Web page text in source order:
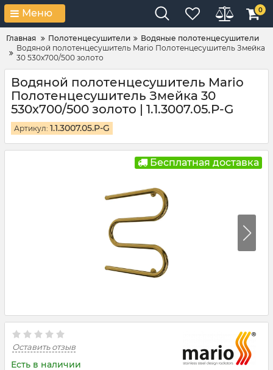
Меню 0
Главная Полотенцесушители
Водяные полотенцесушители
Водяной полотенцесушитель Mario Полотенцесушитель Змейка
30 530х700/500 золото
Водяной полотенцесушитель Mario
Полотенцесушитель Змейка 30
530х700/500 золото | 1.1.3007.05.P-G
Артикул: 1.1.3007.05.P-G
Бесплатная доставка
Оставить отзыв
Есть в наличии